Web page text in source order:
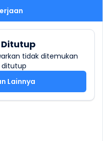
tidak ditemukan
Lainnya